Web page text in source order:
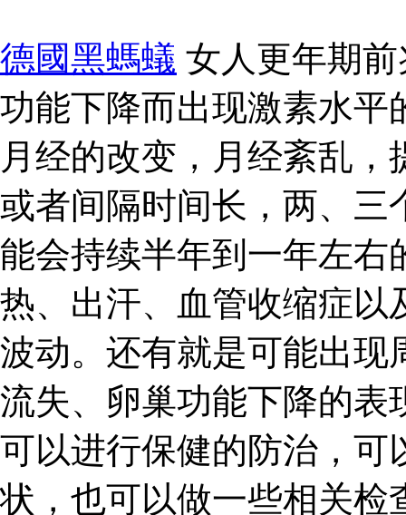
德國黑螞蟻 女人更年期
功能下降而出现激素水平
月经的改变，月经紊乱
或者间隔时间长，两、三
能会持续半年到一年左右
热、出汗、血管收缩症以
波动。还有就是可能出现
流失、卵巢功能下降的表
可以进行保健的防治，可
状，也可以做一些相关检